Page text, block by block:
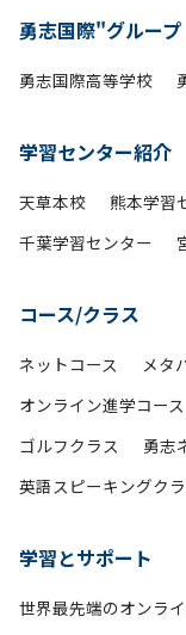
勇志国際"グループ
勇志国際高等学校
学習センター紹介
天草本校 熊本学習
千葉学習センター
コース/クラス
ネットコース メタ
オンライン進学コース
ゴルフクラス
勇志
英語スピーキングク
学習とサポート
世界最先端のオンラ